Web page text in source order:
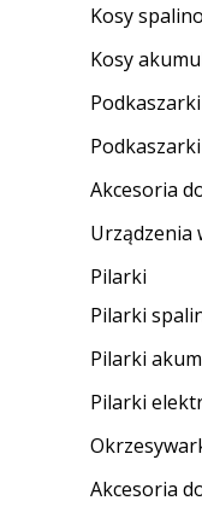
Kosy
Kosy
Akcesoria
Urządzenia
Pilarki
Pilarki
Pilarki
Pilarki
Akcesoria